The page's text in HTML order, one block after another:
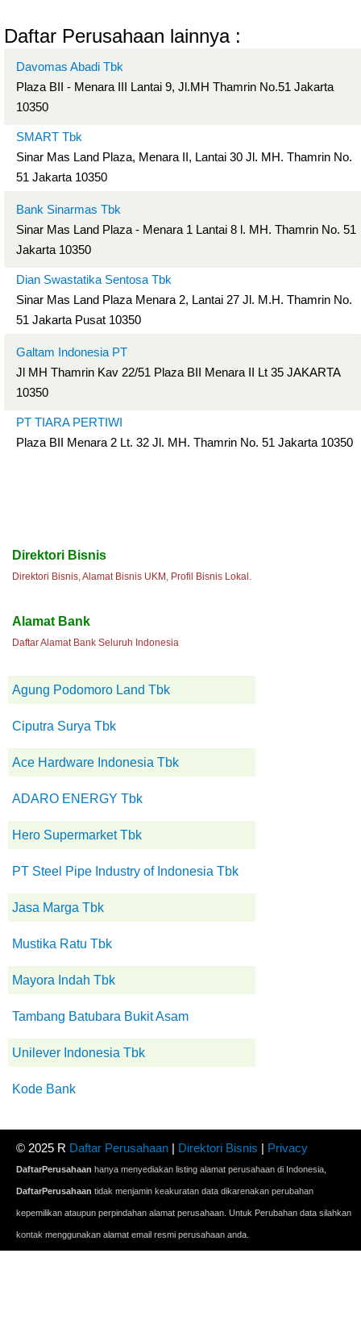
Daftar Perusahaan lainnya :
Davomas Abadi Tbk
Plaza BII - Menara III Lantai 9, Jl.MH Thamrin No.51 Jakarta
10350
SMART Tbk
Sinar Mas Land Plaza, Menara II, Lantai 30 Jl. MH. Thamrin No.
51 Jakarta 10350
Bank Sinarmas Tbk
Sinar Mas Land Plaza - Menara 1 Lantai 8 l. MH. Thamrin No. 51
Jakarta 10350
Dian Swastatika Sentosa Tbk
Sinar Mas Land Plaza Menara 2, Lantai 27 Jl. M.H. Thamrin No.
51 Jakarta Pusat 10350
Galtam Indonesia PT
Jl MH Thamrin Kav 22/51 Plaza BII Menara II Lt 35 JAKARTA
10350
PT TIARA PERTIWI
Plaza BII Menara 2 Lt. 32 Jl. MH. Thamrin No. 51 Jakarta 10350
Direktori Bisnis
Direktori Bisnis, Alamat Bisnis UKM, Profil Bisnis Lokal.
Alamat Bank
Daftar Alamat Bank Seluruh Indonesia
Agung Podomoro Land Tbk
Ciputra Surya Tbk
Ace Hardware Indonesia Tbk
ADARO ENERGY Tbk
Hero Supermarket Tbk
PT Steel Pipe Industry of Indonesia Tbk
Jasa Marga Tbk
Mustika Ratu Tbk
Mayora Indah Tbk
Tambang Batubara Bukit Asam
Unilever Indonesia Tbk
Kode Bank
© 2025 R Daftar Perusahaan | Direktori Bisnis | Privacy
DaftarPerusahaan hanya menyediakan listing alamat perusahaan di Indonesia,
DaftarPerusahaan tidak menjamin keakuratan data dikarenakan perubahan
kepemilikan ataupun perpindahan alamat perusahaan. Untuk Perubahan data silahkan
kontak menggunakan alamat email resmi perusahaan anda.